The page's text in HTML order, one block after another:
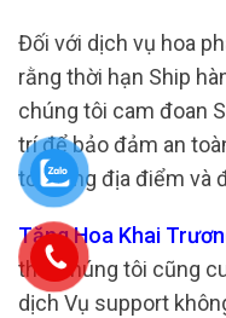
Đối với dịch vụ hoa
rằng thời hạn Ship
chúng tôi cam đoan
trí để bảo đảm an
tới đúng địa điểm và
Tặng Hoa Khai
thế, chúng tôi cũng
dịch Vụ support